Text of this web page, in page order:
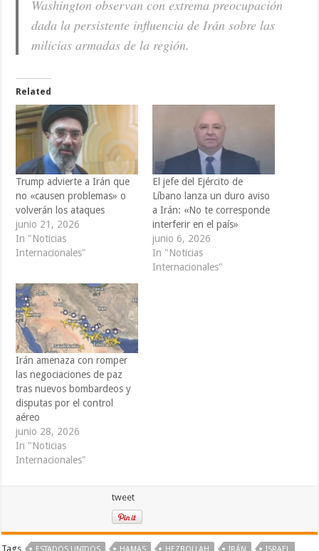
Washington observan con extrema preocupación
dada la persistente influencia de Irán sobre las
milicias armadas de la región.
Related
Trump advierte a Irán que
no «causen problemas» o
volverán los ataques
junio 21, 2026
In "Noticias
Internacionales"
El jefe del Ejército de
Líbano lanza un duro aviso
a Irán: «No te corresponde
interferir en el país»
junio 6, 2026
In "Noticias
Internacionales"
Irán amenaza con romper
las negociaciones de paz
tras nuevos bombardeos y
disputas por el control
aéreo
junio 28, 2026
In "Noticias
Internacionales"
tweet
Tags